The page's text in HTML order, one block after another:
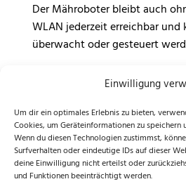
Einwilligung
Um dir ein optimales Erlebnis zu bieten,
Cookies, um Geräteinformationen zu
Wenn du diesen Technologien zustimmst,
Surfverhalten oder eindeutige IDs auf dieser
deine Einwilligung nicht erteilst oder
und Funktionen beeinträchtigt werden.
Der Mähroboter bleibt auch
WLAN jederzeit erreichbar und
überwacht oder gesteuert
Dafür ist ein integriertes
verbaut, das beim
inklusiveist.
Immer auf dem neuesten
automatischer Updates